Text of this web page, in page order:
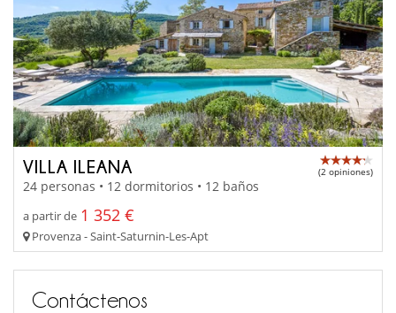
VILLA ILEANA (2 opiniones)
24 personas • 12 dormitorios • 12 baños
a partir de 1 352 €
Provenza - Saint-Saturnin-Les-Apt
Contáctenos